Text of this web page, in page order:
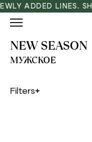
LINES. SHOP
NEW SEASON
МУЖСКОЕ
Filters